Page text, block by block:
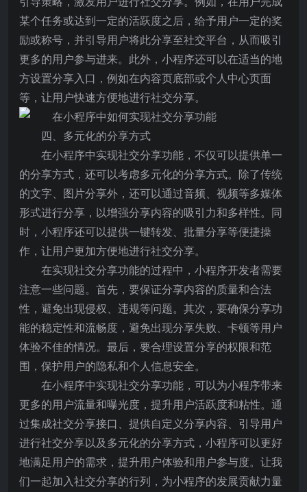
某个任务或达到一定的活跃度之后，给予用户一定的奖
励或称号，并引导用户将此分享至社交平台，从而吸引
更多的用户参与进来。此外，小程序还可以在适当的地
方设置分享入口，例如在内容页底部或个人中心页面
等，让用户快速方便地进行社交分享。
四、多元化的分享方式
在小程序中实现社交分享功能，不仅可以提供单一
的分享方式，还可以考虑多元化的分享方式。除了传统
的文字、图片分享外，还可以通过音频、视频等多媒体
形式进行分享，以增强分享内容的吸引力和多样性。同
时，小程序还可以提供一键转发、批量分享等便捷操
作，让用户更加方便地进行社交分享。
在实现社交分享功能的过程中，小程序开发者需要
注意一些问题。首先，要保证分享内容的质量和合法
性，避免出现侵权、违规等问题。其次，要确保分享功
能的稳定性和流畅度，避免出现分享失败、卡顿等用户
体验不佳的情况。最后，要合理设置分享的权限和范
围，保护用户的隐私和个人信息安全。
在小程序中实现社交分享功能，可以为小程序带来
更多的用户流量和曝光度，提升用户活跃度和粘性。通
过集成社交分享接口、提供自定义分享内容、引导用户
进行社交分享以及多元化的分享方式，小程序可以更好
地满足用户的需求，提升用户体验和用户参与度。让我
们一起加入社交分享的行列，为小程序的发展贡献力量